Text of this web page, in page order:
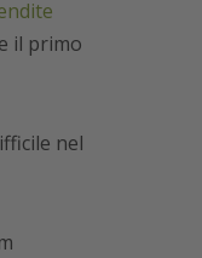
il primo
nel